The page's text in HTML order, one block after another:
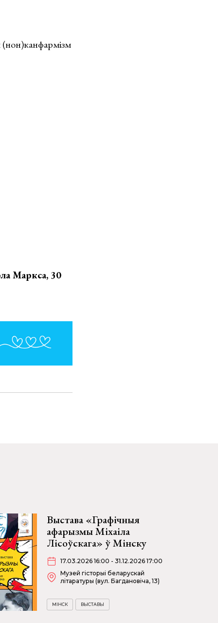
(нон)канфармізм
Маркса, 30
Выстава «Графічныя
афарызмы Міхаіла
Лісоўскага» ў Мінску
17.03.2026 16:00 - 31.12.2026 17:00
Музей гісторыі беларускай
літаратуры (вул. Багдановіча, 13)
МІНСК ВЫСТАВЫ